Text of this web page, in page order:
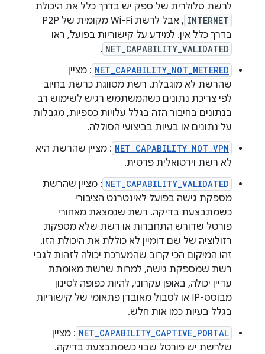
לרשת סלולרית של ספק יש בדרך כלל את היכולת
INTERNET
, אבל לרשת Wi-Fi מקומית של P2P
בדרך כלל אין. למידע על קישוריות בפועל, ראו
NET_CAPABILITY_VALIDATED
.
NET_CAPABILITY_NOT_METERED : מציין
שהרשת לא מוגבלת. רשת מסווגת כרשת בחיוב
לפי צריכת נתונים כשהמשתמש רגיש לשימוש רב
בנתונים בחיבור הזה בגלל עלויות כספיות, מגבלות
על נתונים או בעיות בביצועי הסוללה.
NET_CAPABILITY_NOT_VPN : מציין שהרשת היא
לא רשת וירטואלית פרטית.
NET_CAPABILITY_VALIDATED : מציין שהרשת
מספקת גישה בפועל לאינטרנט הציבורי
כשמתבצעת בדיקה. רשת שנמצאת מאחורי
פורטל שדורש התחברות או רשת שלא מספקת
רזולוציה של שם דומיין לא כוללת את היכולת הזו.
זהו המיקום הכי קרוב שהמערכת יכולה לזהות לגבי
רשת שמספקת גישה, למרות שרשת מאומתת
עדיין יכולה, באופן עקרוני, להיות כפופה לסינון
מבוסס-IP או לסבול מאובדן פתאומי של קישוריות
בגלל בעיות כמו אות חלש.
NET_CAPABILITY_CAPTIVE_PORTAL : מציין
שלרשת יש פורטל שבוי כשמתבצעת בדיקה.